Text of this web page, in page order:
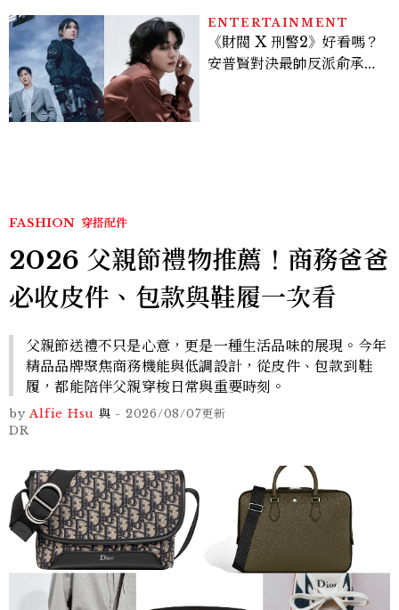
ENTERTAINMENT
《財閥 X 刑警2》好看嗎？
安普賢對決最帥反派俞承
FASHION 穿搭配件
2026 父親節禮物推薦！商務爸爸
必收皮件、包款與鞋履一次看
父親節送禮不只是心意，更是一種生活品味的展現。今年
精品品牌聚焦商務機能與低調設計，從皮件、包款到鞋
履，都能陪伴父親穿梭日常與重要時刻。
by Alfie Hsu 與 - 2026/08/07更新
DR